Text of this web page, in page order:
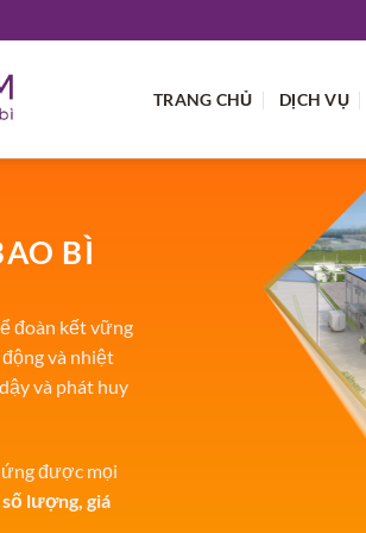
TRANG CHỦ DỊCH VỤ
BÌ
đoàn kết vững
và nhiệt
và phát huy
ứng được mọi
lượng, giá